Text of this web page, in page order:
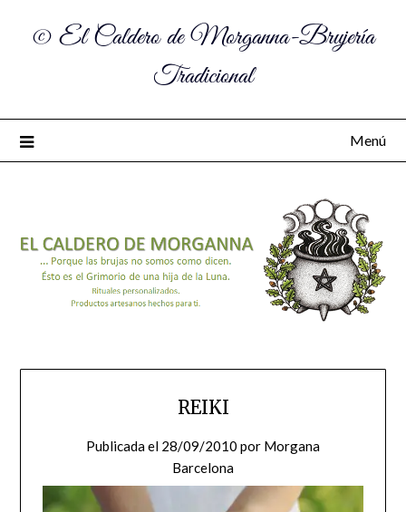
© El Caldero de Morganna-Brujería
Tradicional
Menú
REIKI
Publicada el 28/09/2010 por Morgana
Barcelona